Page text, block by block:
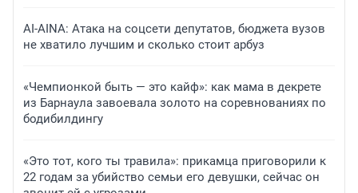
AI-AINA: Атака на соцсети депутатов, бюджета вузов
не хватило лучшим и сколько стоит арбуз
«Чемпионкой быть — это кайф»: как мама в декрете
из Барнаула завоевала золото на соревнованиях по
бодибилдингу
«Это тот, кого ты травила»: прикамца приговорили к
22 годам за убийство семьи его девушки, сейчас он